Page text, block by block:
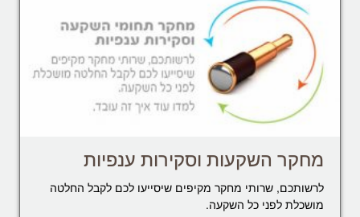
מחקר השקעות וסקירות ענפיות
לרשותכם, שרותי מחקר מקיפים שיסייעו לכם לקבל החלטה
מושכלת לפני כל השקעה.